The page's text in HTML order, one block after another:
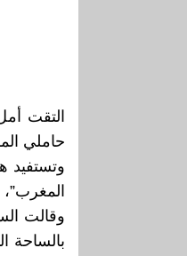
حاملي المشاريع،
المغرب”، المنظم